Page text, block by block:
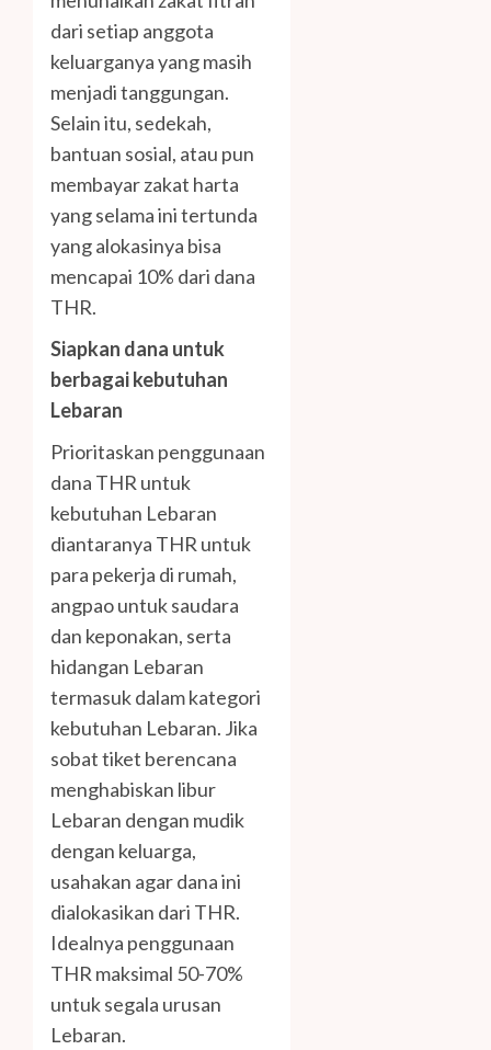
dari setiap anggota
keluarganya yang masih
menjadi tanggungan.
Selain itu, sedekah,
bantuan sosial, atau pun
membayar zakat harta
yang selama ini tertunda
yang alokasinya bisa
mencapai 10% dari dana
THR.
Siapkan dana untuk
berbagai kebutuhan
Lebaran
Prioritaskan penggunaan
dana THR untuk
kebutuhan Lebaran
diantaranya THR untuk
para pekerja di rumah,
angpao untuk saudara
dan keponakan, serta
hidangan Lebaran
termasuk dalam kategori
kebutuhan Lebaran. Jika
sobat tiket berencana
menghabiskan libur
Lebaran dengan mudik
dengan keluarga,
usahakan agar dana ini
dialokasikan dari THR.
Idealnya penggunaan
THR maksimal 50-70%
untuk segala urusan
Lebaran.